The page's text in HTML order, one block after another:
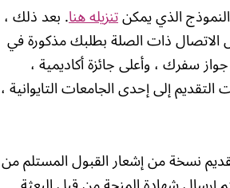
الذي يمكنتنزيله هنا. بعد ذلك ،
الاتصال ذات الصلة بطلبك مذكورة في
سفرك ، وأعلى جائزة أكاديمية ،
إلى إحدى الجامعات التايوانية ،
نسخة من إشعار القبول المستلم من